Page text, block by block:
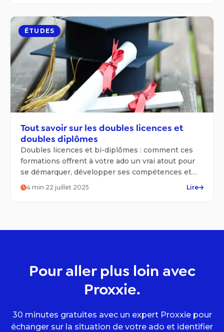
ÉTUDES
Tout savoir sur les doubles licences et
doubles diplômes
Doubles licences et bi-diplômes : comment ces
formations offrent à votre ado un vrai atout pour
se démarquer, développer ses compétences et
viser plus haut.
4 min·22 juillet 2025 Lire
Pour aller plus loin avec
Proxxie.
30 minutes gratuites avec un expert Proxxie pour
échanger sur la situation de votre ado et identifier